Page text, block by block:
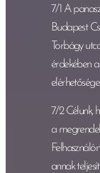
7/1 A
Budapest
Torbágy
érdekében
7/2 Célunk,
a
annak